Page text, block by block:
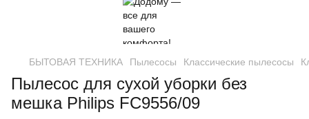
БЫТОВАЯ ТЕХНИКА Пылесосы Классические пылесосы
Пылесос для сухой уборки без
мешка Philips FC9556/09